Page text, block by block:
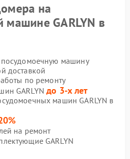
на
машине GARLYN в
машину
доставкой
по ремонту
GARLYNдо 3-х лет
машин GARLYN в
на ремонт
GARLYN